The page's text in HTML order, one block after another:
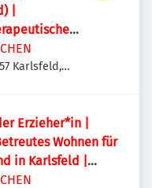
|
in
Karlsfeld,
Erzieher*in |
Wohnen für
in Karlsfeld |